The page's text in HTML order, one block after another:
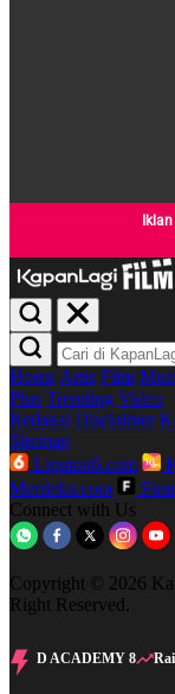
Home Artis Film
Plus Trending Video
Redaksi Disclaimer
Sitemap
Liputan6.com
Merdeka.com
Connect with Us
Copyright © 2026
Right Reserved.
D ACADEMY 8